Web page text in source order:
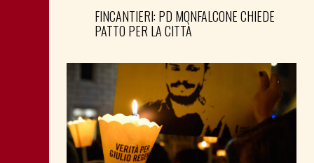
FINCANTIERI: PD MONFALCONE CHIEDE
PATTO PER LA CITTÀ